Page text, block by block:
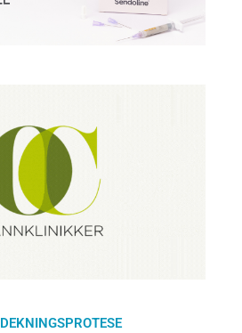
DEKNINGSPROTESE